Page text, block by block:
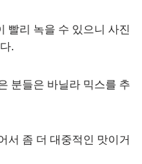
빨리 녹을 수 있으니 사진
.
분들은 바닐라 믹스를 추
서 좀 더 대중적인 맛이거